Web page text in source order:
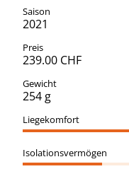
2021
239.00 CHF
254 g